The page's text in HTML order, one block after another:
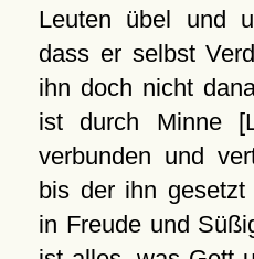
Leuten übel und
dass er selbst
ihn doch nicht
ist durch Minne
verbunden und
bis der ihn
in Freude und